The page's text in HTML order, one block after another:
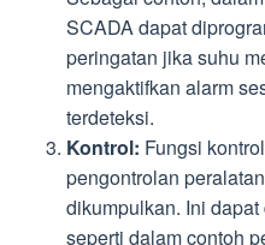
SCADA dapat
peringatan jika suhu
mengaktifkan alarm
terdeteksi.
Kontrol: Fungsi
pengontrolan
dikumpulkan. Ini
seperti dalam contoh